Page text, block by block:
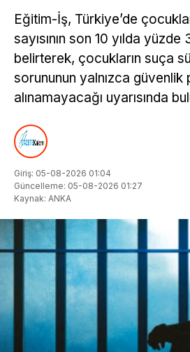
Eğitim-İş, Türkiye’de
sayısının son 10 yılda yüzde
belirterek, çocukların suça
sorununun yalnızca güvenlik
alınamayacağı uyarısında
Giriş: 05-08-2026 01:04
Güncelleme: 05-08-2026 01:27
Kaynak: ANKA